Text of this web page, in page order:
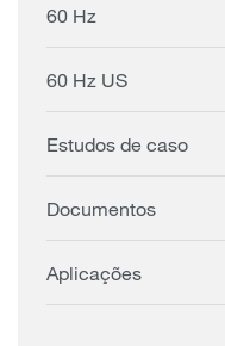
60 Hz
60 Hz US
Estudos de caso
Documentos
Aplicações